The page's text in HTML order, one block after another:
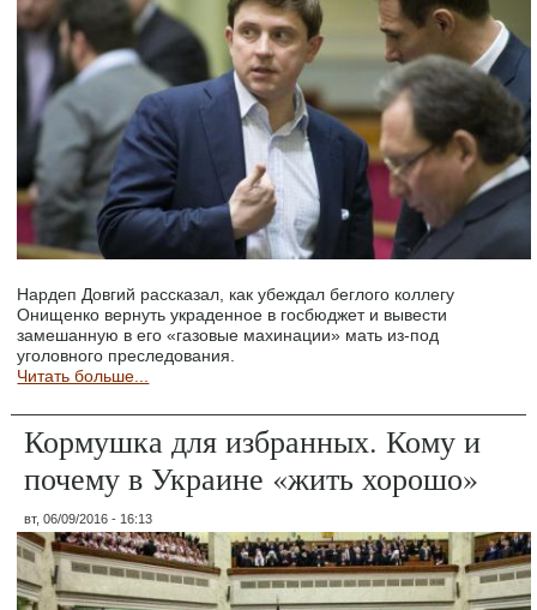
Нардеп Довгий рассказал, как убеждал беглого коллегу
Онищенко вернуть украденное в госбюджет и вывести
замешанную в его «газовые махинации» мать из-под
уголовного преследования.
Читать больше...
Кормушка для избранных. Кому и
почему в Украине «жить хорошо»
вт, 06/09/2016 - 16:13